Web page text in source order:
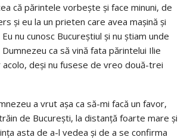
că părintele vorbeşte şi face minuni, de
şi eu la un prieten care avea maşină şi
nu cunosc Bucureştiul şi nu ştiam unde
ca să vină fata părintelui Ilie
acolo, deşi nu fusese de vreo două-trei
a vrut aşa ca să-mi facă un favor,
de Bucureşti, la distanţă foarte mare şi
asta de a-l vedea şi de a se confirma